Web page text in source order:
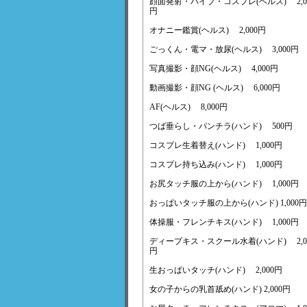
円
オナニー鑑賞(ヘルス) 2,000円
ごっくん・電マ・放尿(ヘルス) 3,000円
写真撮影・顔NG(ヘルス) 4,000円
動画撮影・顔NG (ヘルス) 6,000円
AF(ヘルス) 8,000円
つば垂らし・パンチラ(ハンド) 500円
コスプレ生着替え(ハンド) 1,000円
コスプレ持ち込み(ハンド) 1,000円
お尻タッチ服の上から(ハンド) 1,000円
おっぱいタッチ服の上から(ハンド) 1,000円
体操服・フレンチキス(ハンド) 1,000円
ディープキス・スクール水着(ハンド)
円
生おっぱいタッチ(ハンド) 2,000円
女の子からの乳首舐め(ハンド) 2,000円